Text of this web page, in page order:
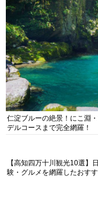
仁淀ブルーの絶景！にこ淵
デルコースまで完全網羅！
【高知四万十川観光10選】
験・グルメを網羅したおす